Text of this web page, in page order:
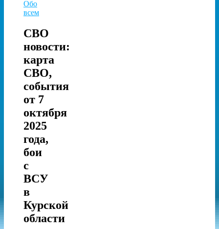
Обо
всем
СВО
новости:
карта
СВО,
события
от 7
октября
2025
года,
бои
с
ВСУ
в
Курской
области